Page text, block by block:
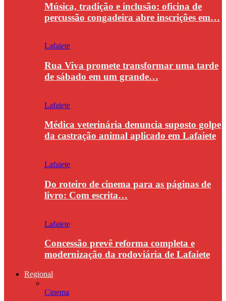
Música, tradição e inclusão: oficina de
percussão congadeira abre inscrições em…
Lafaiete
Rua Viva promete transformar uma tarde
de sábado em um grande…
Lafaiete
Médica veterinária denuncia suposto golpe
da castração animal aplicado em Lafaiete
Lafaiete
Do roteiro de cinema para as páginas de
livro: Com escrita…
Lafaiete
Concessão prevê reforma completa e
modernização da rodoviária de Lafaiete
Regional
Cinema